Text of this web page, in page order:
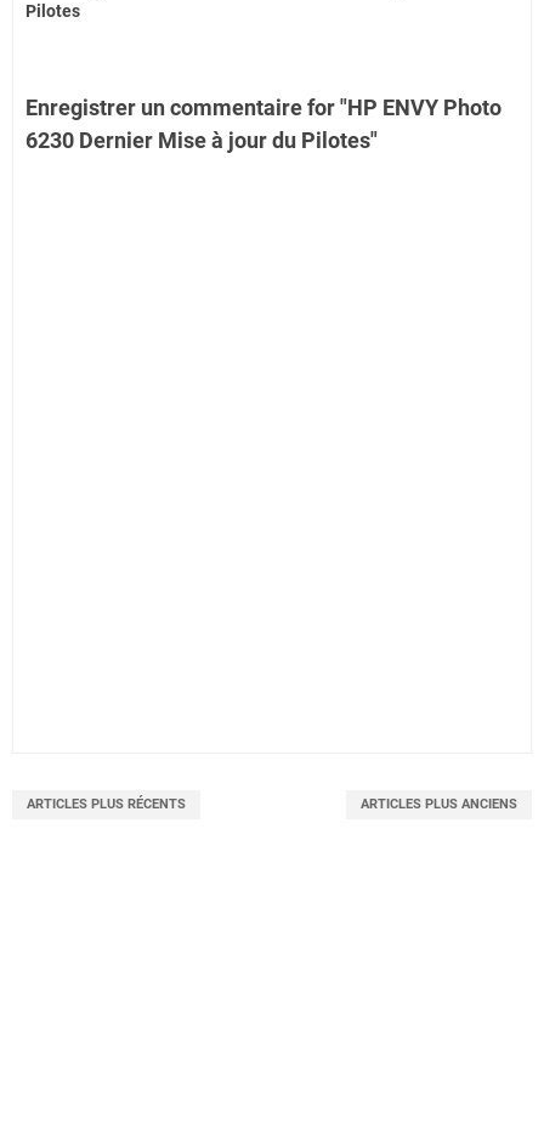
Pilotes
Enregistrer un commentaire for "HP ENVY Photo
6230 Dernier Mise à jour du Pilotes"
ARTICLES PLUS RÉCENTS ARTICLES PLUS ANCIENS